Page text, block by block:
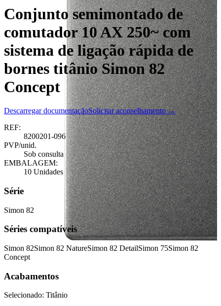
Conjunto semimontado de
comutador 10 AX 250~ com
sistema de ligação rápida de
bornes titânio Simon 82
Concept
Descarregar documentaçãoSolicitar aconselhamento →
REF:
8200201-096
PVP/unid.
Sob consulta
EMBALAGEM:
10 Unidades
Série
Simon 82
Séries compatíveis
Simon 82Simon 82 NatureSimon 82 DetailSimon 75Simon 82
Concept
Acabamentos
Selecionado: Titânio